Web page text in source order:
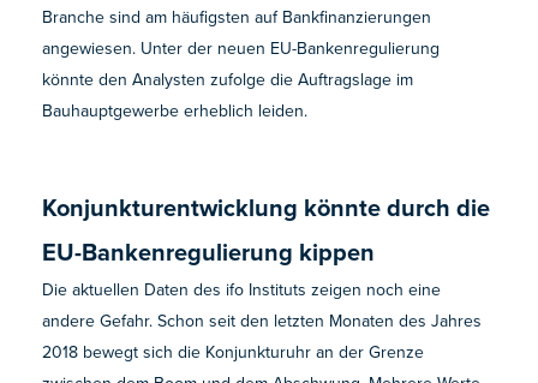
Branche sind am häufigsten auf Bankfinanzierungen
angewiesen. Unter der neuen EU-Bankenregulierung
könnte den Analysten zufolge die Auftragslage im
Bauhauptgewerbe erheblich leiden.
Konjunkturentwicklung könnte durch die
EU-Bankenregulierung kippen
Die aktuellen Daten des ifo Instituts zeigen noch eine
andere Gefahr. Schon seit den letzten Monaten des Jahres
2018 bewegt sich die Konjunkturuhr an der Grenze